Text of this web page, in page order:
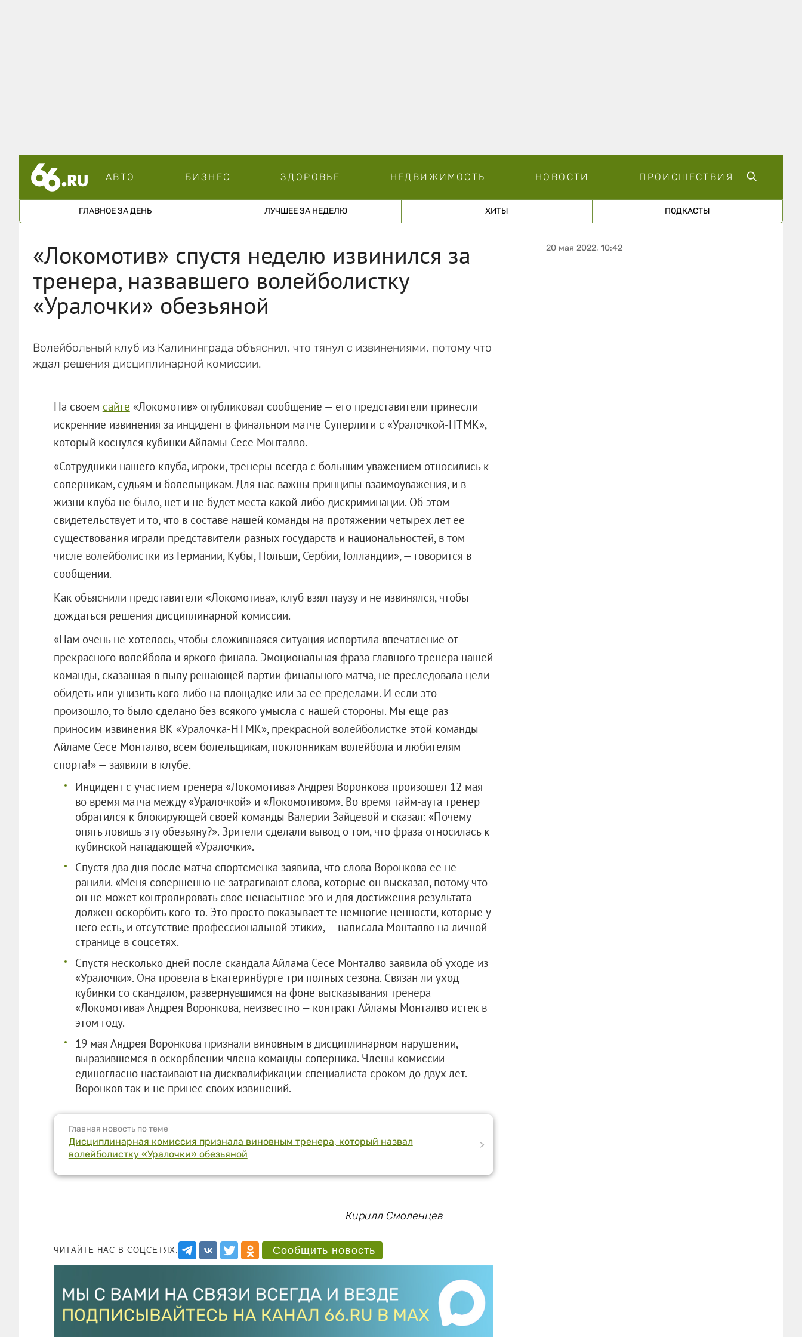
АВТО БИЗНЕС ЗДОРОВЬЕ НЕДВИЖИМОСТЬ НОВОСТИ ПРОИСШЕСТВИЯ
ГЛАВНОЕ ЗА ДЕНЬ ЛУЧШЕЕ ЗА НЕДЕЛЮ ХИТЫ ПОДКАСТЫ
«Локомотив» спустя неделю извинился за
тренера, назвавшего волейболистку
«Уралочки» обезьяной
Волейбольный клуб из Калининграда объяснил, что тянул с извинениями, потому что
ждал решения дисциплинарной комиссии.
На своем сайте «Локомотив» опубликовал сообщение — его представители принесли
искренние извинения за инцидент в финальном матче Суперлиги с «Уралочкой-НТМК»,
который коснулся кубинки Айламы Сесе Монталво.
«Сотрудники нашего клуба, игроки, тренеры всегда с большим уважением относились к
соперникам, судьям и болельщикам. Для нас важны принципы взаимоуважения, и в
жизни клуба не было, нет и не будет места какой-либо дискриминации. Об этом
свидетельствует и то, что в составе нашей команды на протяжении четырех лет ее
существования играли представители разных государств и национальностей, в том
числе волейболистки из Германии, Кубы, Польши, Сербии, Голландии», — говорится в
сообщении.
Как объяснили представители «Локомотива», клуб взял паузу и не извинялся, чтобы
дождаться решения дисциплинарной комиссии.
«Нам очень не хотелось, чтобы сложившаяся ситуация испортила впечатление от
прекрасного волейбола и яркого финала. Эмоциональная фраза главного тренера нашей
команды, сказанная в пылу решающей партии финального матча, не преследовала цели
обидеть или унизить кого-либо на площадке или за ее пределами. И если это
произошло, то было сделано без всякого умысла с нашей стороны. Мы еще раз
приносим извинения ВК «Уралочка-НТМК», прекрасной волейболистке этой команды
Айламе Сесе Монталво, всем болельщикам, поклонникам волейбола и любителям
спорта!» — заявили в клубе.
Инцидент с участием тренера «Локомотива» Андрея Воронкова произошел 12 мая
во время матча между «Уралочкой» и «Локомотивом». Во время тайм-аута тренер
обратился к блокирующей своей команды Валерии Зайцевой и сказал: «Почему
опять ловишь эту обезьяну?». Зрители сделали вывод о том, что фраза относилась к
кубинской нападающей «Уралочки».
Спустя два дня после матча спортсменка заявила, что слова Воронкова ее не
ранили. «Меня совершенно не затрагивают слова, которые он высказал, потому что
он не может контролировать свое ненасытное эго и для достижения результата
должен оскорбить кого-то. Это просто показывает те немногие ценности, которые у
него есть, и отсутствие профессиональной этики», — написала Монталво на личной
странице в соцсетях.
Спустя несколько дней после скандала Айлама Сесе Монталво заявила об уходе из
«Уралочки». Она провела в Екатеринбурге три полных сезона. Связан ли уход
кубинки со скандалом, развернувшимся на фоне высказывания тренера
«Локомотива» Андрея Воронкова, неизвестно — контракт Айламы Монталво истек в
этом году.
19 мая Андрея Воронкова признали виновным в дисциплинарном нарушении,
выразившемся в оскорблении члена команды соперника. Члены комиссии
единогласно настаивают на дисквалификации специалиста сроком до двух лет.
Воронков так и не принес своих извинений.
Главная новость по теме
Дисциплинарная комиссия признала виновным тренера, который назвал
волейболистку «Уралочки» обезьяной
>
Кирилл Смоленцев
ЧИТАЙТЕ НАС В СОЦСЕТЯХ: Сообщить новость
20 мая 2022, 10:42